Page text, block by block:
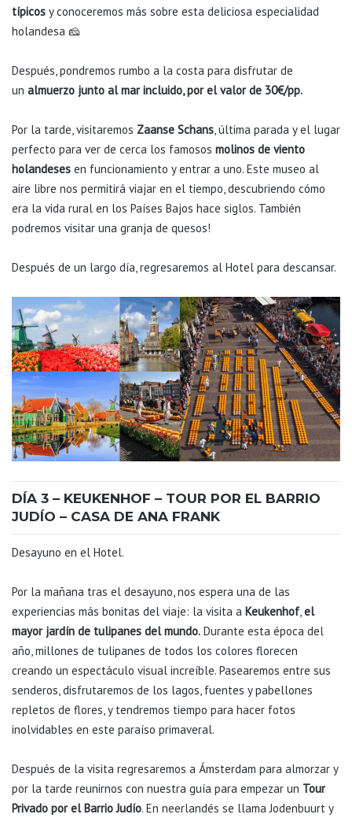
típicos y conoceremos más sobre esta deliciosa especialidad
holandesa 🧀
Después, pondremos rumbo a la costa para disfrutar de
un almuerzo junto al mar incluido, por el valor de 30€/pp.
Por la tarde, visitaremos Zaanse Schans , última parada y el lugar
perfecto para ver de cerca los famosos molinos de viento
holandeses en funcionamiento y entrar a uno. Este museo al
aire libre nos permitirá viajar en el tiempo, descubriendo cómo
era la vida rural en los Países Bajos hace siglos. También
podremos visitar una granja de quesos!
Después de un largo día, regresaremos al Hotel para descansar.
DÍA 3 – KEUKENHOF – TOUR POR EL BARRIO
JUDÍO – CASA DE ANA FRANK
Desayuno en el Hotel.
Por la mañana tras el desayuno, nos espera una de las
experiencias más bonitas del viaje: la visita a Keukenhof el
mayor jardín de tulipanes del mundo. Durante esta época del
año, millones de tulipanes de todos los colores florecen
creando un espectáculo visual increíble. Pasearemos entre sus
senderos, disfrutaremos de los lagos, fuentes y pabellones
repletos de flores, y tendremos tiempo para hacer fotos
inolvidables en este paraíso primaveral.
Después de la visita regresaremos a Ámsterdam para almorzar y
por la tarde reunirnos con nuestra guía para empezar un Tour
Privado por el Barrio Judío. En neerlandés se llama Jodenbuurt y